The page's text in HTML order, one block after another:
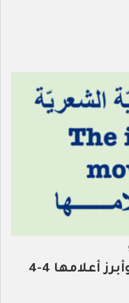
أعلامها 4-4